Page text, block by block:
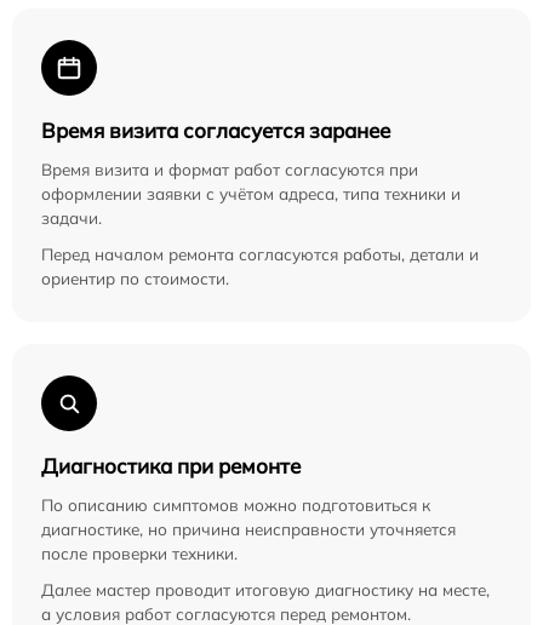
Время визита согласуется заранее
Время визита и формат работ согласуются при
оформлении заявки с учётом адреса, типа техники и
задачи.
Перед началом ремонта согласуются работы, детали и
ориентир по стоимости.
Диагностика при ремонте
По описанию симптомов можно подготовиться к
диагностике, но причина неисправности уточняется
после проверки техники.
Далее мастер проводит итоговую диагностику на месте,
а условия работ согласуются перед ремонтом.